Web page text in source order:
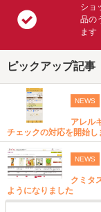
ショ
品の
ます
ピックアップ記事
NEWS
アレル
チェックの対応を開始し
NEWS
クミタ
ようになりました